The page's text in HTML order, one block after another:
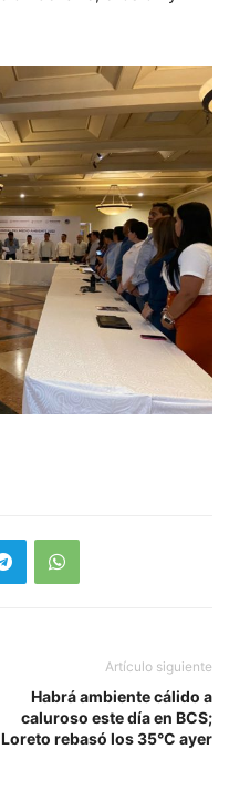
Artículo siguiente
Habrá ambiente cálido a
caluroso este día en BCS;
Loreto rebasó los 35°C ayer